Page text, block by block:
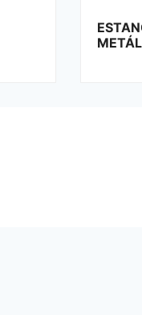
TUBO